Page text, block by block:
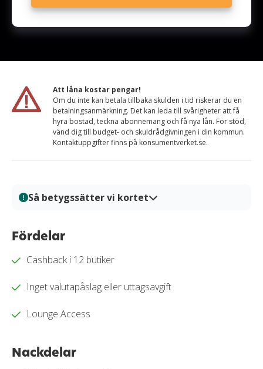
Att låna kostar pengar!
Om du inte kan betala tillbaka skulden i tid riskerar du en
betalningsanmärkning. Det kan leda till svårigheter att få
hyra bostad, teckna abonnemang och få nya lån. För stöd,
vänd dig till budget- och skuldrådgivningen i din kommun.
Kontaktuppgifter finns på konsumentverket.se.
Så betygssätter vi kortet
en systematisk och transparent granskningsprocess.
så att du enkelt kan jämföra fördelar, kostnader och
information, praktiska tester och redaktionell analys.
beslutsunderlag för när du ska välja kreditkort.
kreditkort i vår
Fördelar
Cashback i 12 butiker
Inget valutapåslag eller uttagsavgift
Lounge Access
Nackdelar